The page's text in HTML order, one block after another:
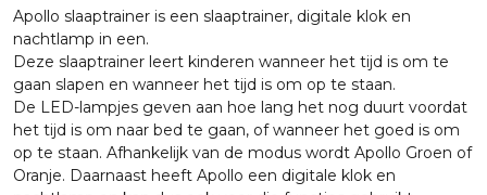
Apollo slaaptrainer is een slaaptrainer, digitale klok en
nachtlamp in een.
Deze slaaptrainer leert kinderen wanneer het tijd is om te
gaan slapen en wanneer het tijd is om op te staan.
De LED-lampjes geven aan hoe lang het nog duurt voordat
het tijd is om naar bed te gaan, of wanneer het goed is om
op te staan. Afhankelijk van de modus wordt Apollo Groen of
Oranje. Daarnaast heeft Apollo een digitale klok en